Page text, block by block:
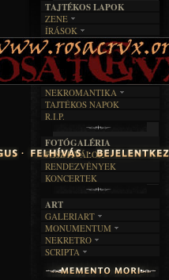
TAJTÉKOS LAPOK
ZENE
EGYÜTTESEK
INTERJÚK
FORDÍTÁSOK
DALSZÖVEGEK
ÍRÁSOK
IRODALOM
FILM
MŰVÉSZET
ÍRÁSTÖRTÉNET
BOSZORKÁNYKONYHA
FEKETE HUMOR
KÉPES
SZÖVEGES
RENDEZVÉNYEK
NEKROMANTIKA
AKTUÁLIS
A MÚLT
TAJTÉKOS NAPOK
R.I.P.
FOTÓGALÉRIA
FESZTIVÁLOK
RENDEZVÉNYEK
KONCERTEK
ART
GALERIART
ARTGALERI
KÉPREGÉNYEK
LAKÁSKULTS
MONUMENTUM
TEMETŐK
TEMPLOMOK
VÁRAK
NEKRETRO
SZUBKULT
FEKETE LYUK
SCRIPTA
NOVELLÁK